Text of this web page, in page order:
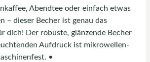
12,95 €
bis
16,95 €
Abendtee oder einfach etwas
– dieser Becher ist genau das
dich! Der robuste, glänzende Becher
Aufdruck ist mikrowellen-
•